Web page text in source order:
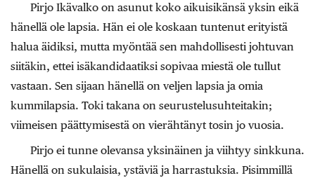
Pirjo Ikävalko on asunut koko aikuisikänsä yksin eikä
hänellä ole lapsia. Hän ei ole koskaan tuntenut erityistä
halua äidiksi, mutta myöntää sen mahdollisesti johtuvan
siitäkin, ettei isäkandidaatiksi sopivaa miestä ole tullut
vastaan. Sen sijaan hänellä on veljen lapsia ja omia
kummilapsia. Toki takana on seurustelusuhteitakin;
viimeisen päättymisestä on vierähtänyt tosin jo vuosia.
Pirjo ei tunne olevansa yksinäinen ja viihtyy sinkkuna.
Hänellä on sukulaisia, ystäviä ja harrastuksia. Pisimmillä